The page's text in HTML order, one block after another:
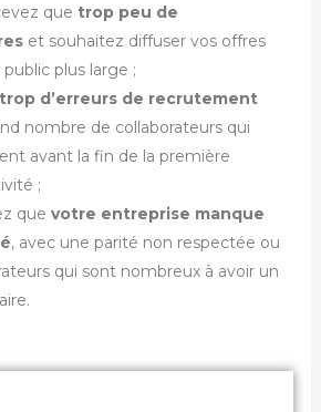
que trop peu de
et souhaitez diffuser vos offres
public plus large ;
trop d’erreurs de recrutement
nombre de collaborateurs qui
avant la fin de la première
;
quevotre entreprise manque
, avec une parité non respectée ou
qui sont nombreux à avoir un